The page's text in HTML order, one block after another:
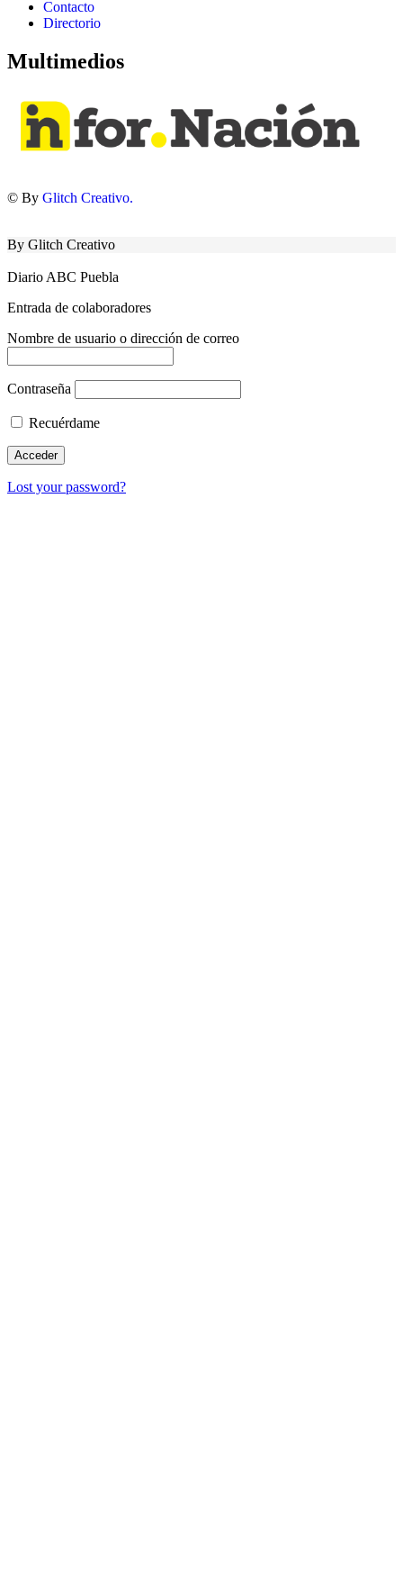
Contacto
Directorio
Multimedios
© By Glitch Creativo.
By Glitch Creativo
Diario ABC Puebla
Entrada de colaboradores
Nombre de usuario o dirección de correo
Contraseña
Recuérdame
Lost your password?